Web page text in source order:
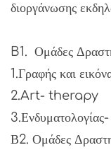
διοργάνωσης
B1. Ομάδες
1.Γραφής και
2.Art- therapy
Β2. Ομάδες